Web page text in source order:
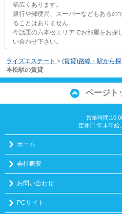
幅広くあります。
銀行や郵便局、スーパーなどもあるの
ることはありません。
今話題の六本松エリアでお部屋をお探
い合わせ下さい。
ライズエステート > (賃貸)路線・駅から
本松駅の賃貸
ページト
営業時間
定休日:年末年始
ホーム
会社概要
お問い合わせ
PCサイト